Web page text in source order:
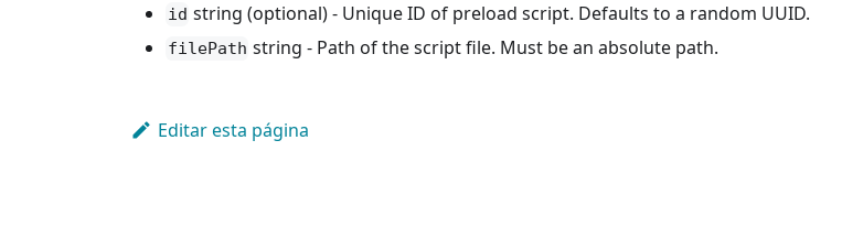
id string (optional) - Unique ID of preload script. Defaults to a random UUID.
filePath string - Path of the script file. Must be an absolute path.
Editar esta página